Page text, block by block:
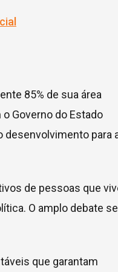
85% de sua área
Governo do Estado
desenvolvimento para
de pessoas que
O amplo debate se
que garantam